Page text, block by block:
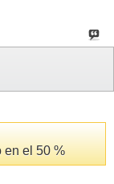
en el 50 %